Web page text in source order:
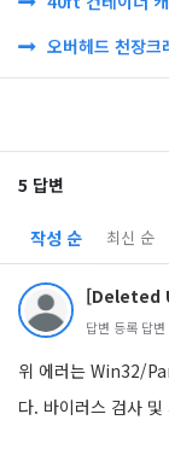
오버헤드 천장
5 답변
작성 순 최신 순
[Deleted
답변 등록 답
위 에러는 Win32/
다. 바이러스 검사